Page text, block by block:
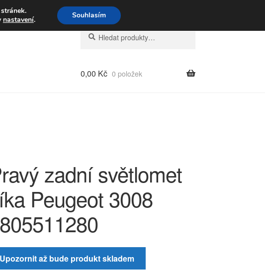
Volejte po-pá 9-16 704 494 494
Hledat:
Hledat
0,00 Kč 0 položek
zadní světlomet
Peugeot 3008
Upozornit až bude produkt skladem
nastavení. Souhlasím